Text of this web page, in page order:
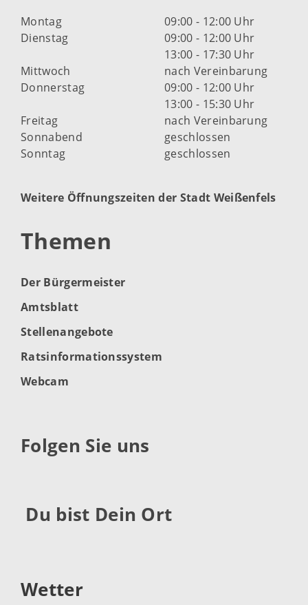
Montag
09:00 - 12:00 Uhr
Dienstag
09:00 - 12:00 Uhr
13:00 - 17:30 Uhr
Mittwoch
nach Vereinbarung
Donnerstag
09:00 - 12:00 Uhr
13:00 - 15:30 Uhr
Freitag
nach Vereinbarung
Sonnabend
geschlossen
Sonntag
geschlossen
Weitere Öffnungszeiten der Stadt Weißenfels
Themen
Der Bürgermeister
Amtsblatt
Stellenangebote
Ratsinformationssystem
Webcam
Folgen Sie uns
Du bist Dein Ort
Wetter